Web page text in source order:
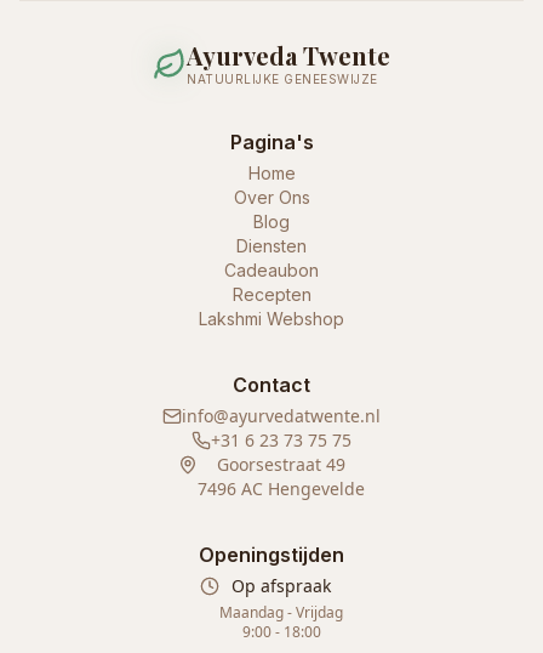
Ayurveda Twente
NATUURLIJKE GENEESWIJZE
Pagina's
Home
Over Ons
Blog
Diensten
Cadeaubon
Recepten
Lakshmi Webshop
Contact
info@ayurvedatwente.nl
+31 6 23 73 75 75
Goorsestraat 49
7496 AC Hengevelde
Openingstijden
Op afspraak
Maandag - Vrijdag
9:00 - 18:00